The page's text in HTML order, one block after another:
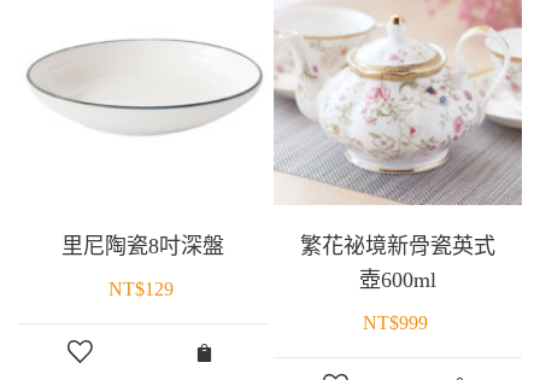
里尼陶瓷8吋深盤
NT$129
繁花祕境新骨瓷英式
壺600ml
NT$999